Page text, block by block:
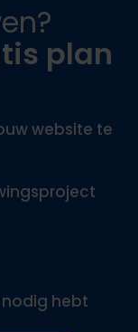
plan
website te
nodig hebt